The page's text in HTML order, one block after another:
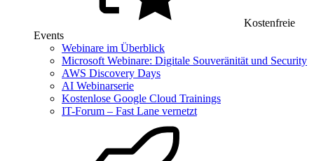
Kostenfreie
Events
Webinare im Überblick
Microsoft Webinare: Digitale Souveränität und Security
AWS Discovery Days
AI Webinarserie
Kostenlose Google Cloud Trainings
IT-Forum – Fast Lane vernetzt